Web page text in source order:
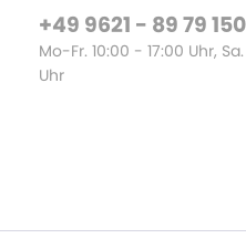
+49 9621 - 89 79 150
Mo-Fr. 10:00 - 17:00 Uhr,
Uhr